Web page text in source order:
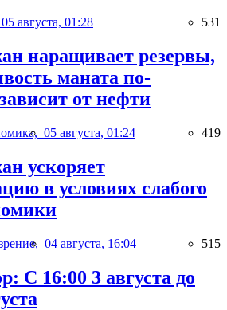
05 августа, 01:28 531
наращивает резервы,
маната по-
от нефти
05 августа, 01:24 419
ускоряет
в условиях слабого
04 августа, 16:04 515
С 16:00 3 августа до